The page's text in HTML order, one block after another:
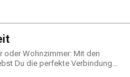
oder Wohnzimmer: Mit den
Du die perfekte Verbindung